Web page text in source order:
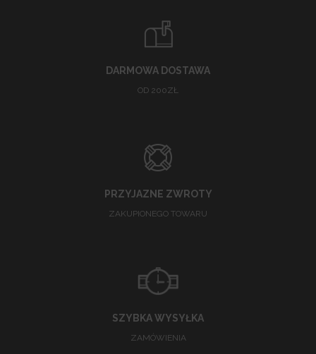
DARMOWA DOSTAWA
OD 200ZŁ
PRZYJAZNE ZWROTY
ZAKUPIONEGO TOWARU
SZYBKA WYSYŁKA
ZAMÓWIENIA